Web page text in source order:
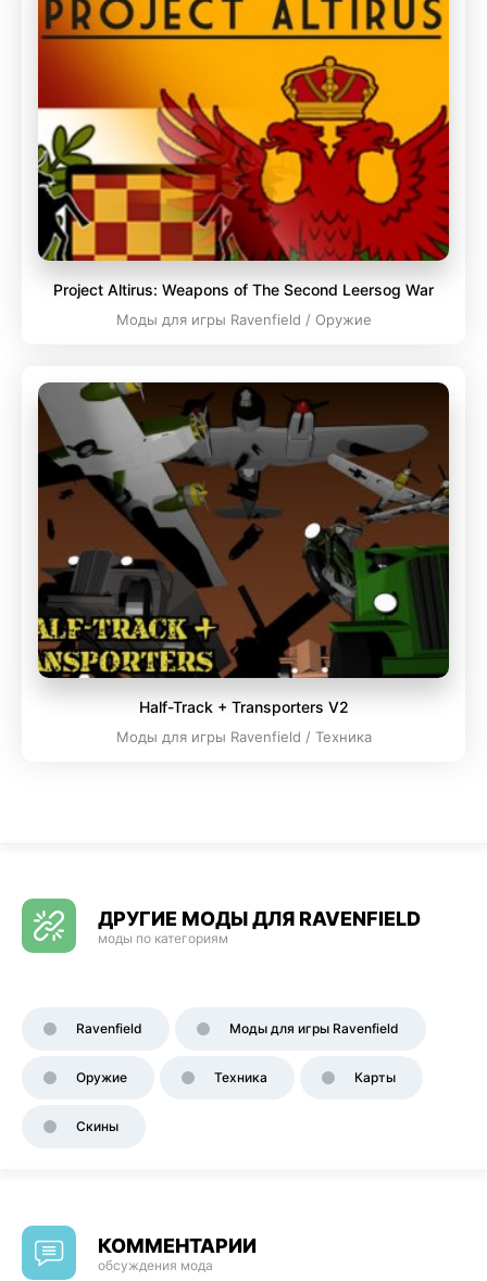
Project Altirus: Weapons of The Second Leersog War
Моды для игры Ravenfield / Оружие
Half-Track + Transporters V2
Моды для игры Ravenfield / Техника
ДРУГИЕ МОДЫ ДЛЯ RAVENFIELD
моды по категориям
Ravenfield Моды для игры Ravenfield
Оружие Техника Карты
Скины
КОММЕНТАРИИ
обсуждения мода